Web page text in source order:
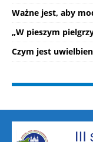
Ważne jest, aby
„W pieszym
Czym jest